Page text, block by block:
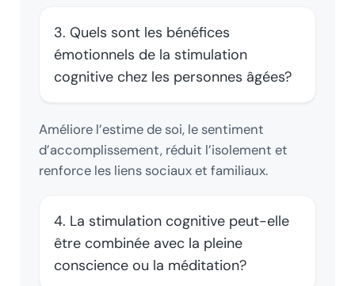
3. Quels sont les bénéfices
émotionnels de la stimulation
cognitive chez les personnes âgées?
Améliore l’estime de soi, le sentiment
d’accomplissement, réduit l’isolement et
renforce les liens sociaux et familiaux.
4. La stimulation cognitive peut-elle
être combinée avec la pleine
conscience ou la méditation?